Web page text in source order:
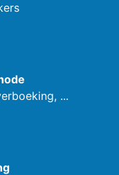
...